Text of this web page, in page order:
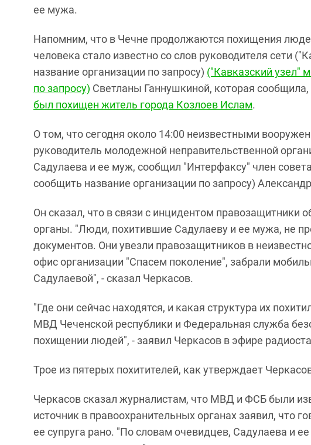
ее мужа.
Напомним, что в Чечне продолжаются похищения
человека стало известно со слов руководителя сети
название организации по запросу) ("Кавказский узел"
по запросу) Светланы Ганнушкиной, которая сообщила,
был похищен житель города Козлоев Ислам.
О том, что сегодня около 14:00 неизвестными
руководитель молодежной неправительственной
Садулаева и ее муж, сообщил "Интерфаксу" член
сообщить название организации по запросу)
Он сказал, что в связи с инцидентом правозащитники
органы. "Люди, похитившие Садулаеву и ее мужа, не
документов. Они увезли правозащитников в
офис организации "Спасем поколение", забрали
Садулаевой", - сказал Черкасов.
"Где они сейчас находятся, и какая структура их
МВД Чеченской республики и Федеральная служба
похищении людей", - заявил Черкасов в эфире
Трое из пятерых похитителей, как утверждает
Черкасов сказал журналистам, что МВД и ФСБ были
источник в правоохранительных органах заявил, что
ее супруга рано. "По словам очевидцев, Садулаева и